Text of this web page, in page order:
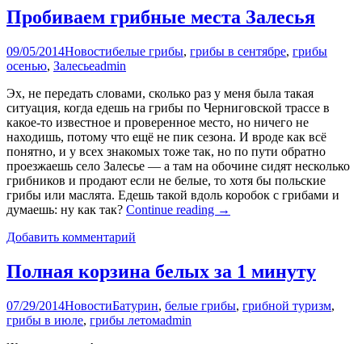
Пробиваем грибные места Залесья
09/05/2014Новостибелые грибы, грибы в сентябре, грибы
осенью, Залесьеadmin
Эх, не передать словами, сколько раз у меня была такая
ситуация, когда едешь на грибы по Черниговской трассе в
какое-то известное и проверенное место, но ничего не
находишь, потому что ещё не пик сезона. И вроде как всё
понятно, и у всех знакомых тоже так, но по пути обратно
проезжаешь село Залесье — а там на обочине сидят несколько
грибников и продают если не белые, то хотя бы польские
грибы или маслята. Едешь такой вдоль коробок с грибами и
думаешь: ну как так? Continue reading →
Добавить комментарий
Полная корзина белых за 1 минуту
07/29/2014НовостиБатурин, белые грибы, грибной туризм,
грибы в июле, грибы летомadmin